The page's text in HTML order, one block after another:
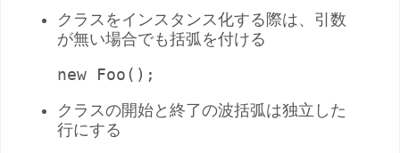
クラスをインスタンス化する際は、引数
が無い場合でも括弧を付ける
new Foo();
クラスの開始と終了の波括弧は独立した
行にする